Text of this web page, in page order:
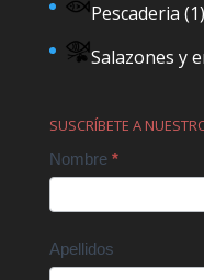
Pescaderia (1)
Salazones y
SUSCRÍBETE A
Contact
Nombre *
Apellidos